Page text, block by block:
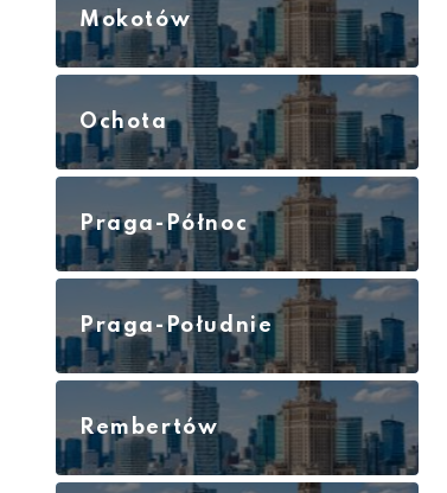
Mokotów
Ochota
Praga-Północ
Praga-Południe
Rembertów